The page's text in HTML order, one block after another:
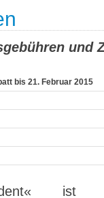
und
bis 21. Februar 2015
ist